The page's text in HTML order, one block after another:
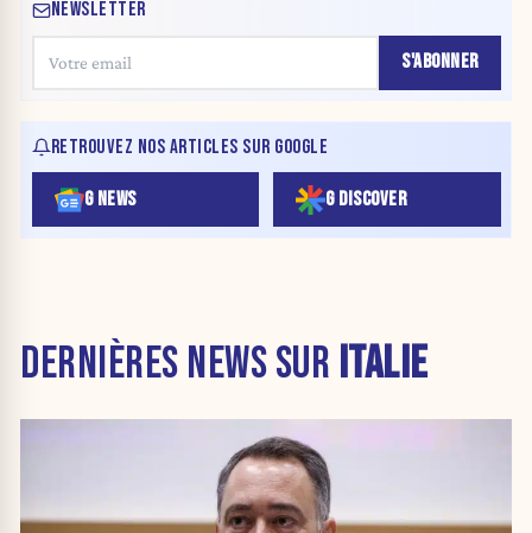
NEWSLETTER
S'ABONNER
RETROUVEZ NOS ARTICLES SUR GOOGLE
G NEWS G DISCOVER
DERNIÈRES NEWS SUR ITALIE